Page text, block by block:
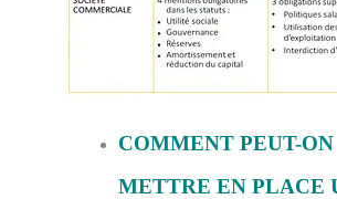
COMMENT PEUT-ON
METTRE EN PLACE